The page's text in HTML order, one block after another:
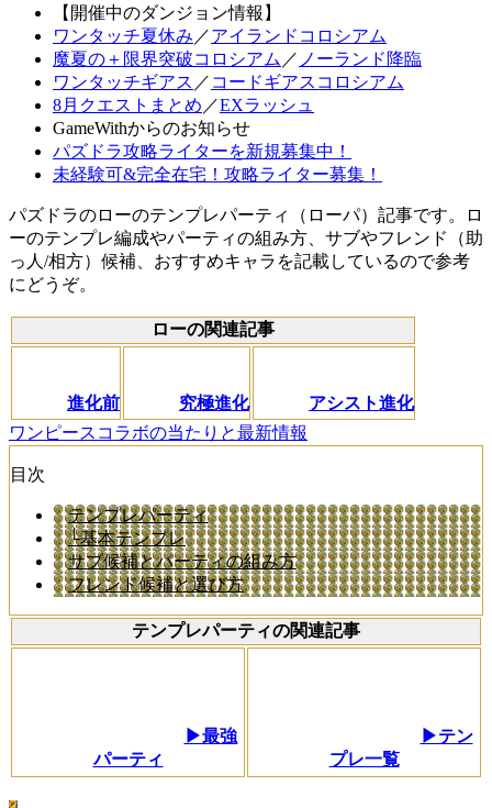
【開催中のダンジョン情報】
ワンタッチ夏休み ／アイランドコロシアム
魔夏の＋限界突破コロシアム ／ ノーランド降臨
ワンタッチギアス ／ コードギアスコロシアム
8月クエストまとめ ／EXラッシュ
GameWithからのお知らせ
パズドラ攻略ライターを新規募集中！
未経験可&完全在宅！攻略ライター募集！
パズドラのローのテンプレパーティ（ローパ）記事です。ロ
ーのテンプレ編成やパーティの組み方、サブやフレンド（助
っ人/相方）候補、おすすめキャラを記載しているので参考
にどうぞ。
ローの関連記事
進化前 究極進化
アシスト進化
ワンピースコラボの当たりと最新情報
目次
テンプレパーティ
└基本テンプレ
サブ候補とパーティの組み方
フレンド候補と選び方
テンプレパーティの関連記事
▶最強
パーティ
▶テン
プレ一覧